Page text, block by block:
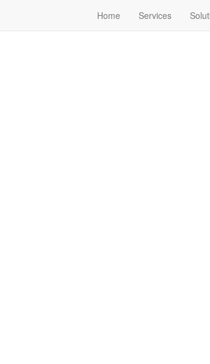
Home Services